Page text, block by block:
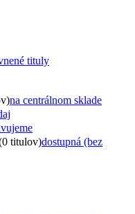
tituly
na centrálnom sklade
titulov)dostupná (bez